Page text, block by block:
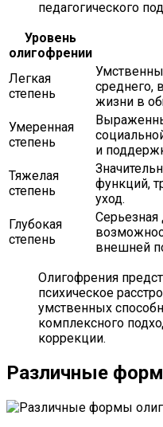
педагогического
Уровень
олигофрении
Легкая
степень
среднего,
жизни в
Умеренная
степень
и
Тяжелая
степень
функций,
уход.
Глубокая
степень
внешней
Олигофрения
психическое
умственных
комплексного
коррекции.
Различные